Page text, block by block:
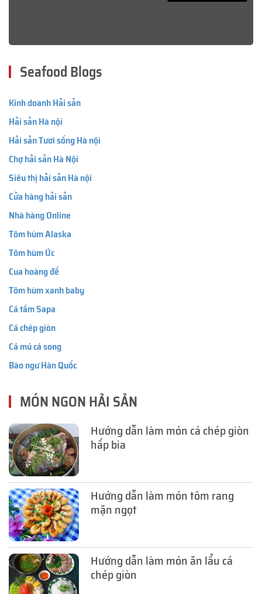
Seafood Blogs
Kinh doanh Hải sản
Hải sản Hà nội
Hải sản Tươi sống Hà nội
Chợ hải sản Hà Nội
Siêu thị hải sản Hà nội
Cửa hàng hải sản
Nhà hàng Online
Tôm hùm Alaska
Tôm hùm Úc
Cua hoàng đế
Tôm hùm xanh baby
Cá tầm Sapa
Cá chép giòn
Cá mú cá song
Bào ngư Hàn Quốc
MÓN NGON HẢI SẢN
Hướng dẫn làm món cá chép giòn
hấp bia
Hướng dẫn làm món tôm rang
mặn ngọt
Hướng dẫn làm món ăn lẩu cá
chép giòn